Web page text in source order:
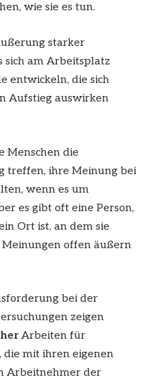
wie sie es tun.
starker
sich am Arbeitsplatz
entwickeln, die sich
Aufstieg auswirken
Menschen die
treffen, ihre Meinung bei
wenn es um
es gibt oft eine Person,
Ort ist, an dem sie
offen äußern
bei der
zeigen
Arbeiten für
mit ihren eigenen
Arbeitnehmer der